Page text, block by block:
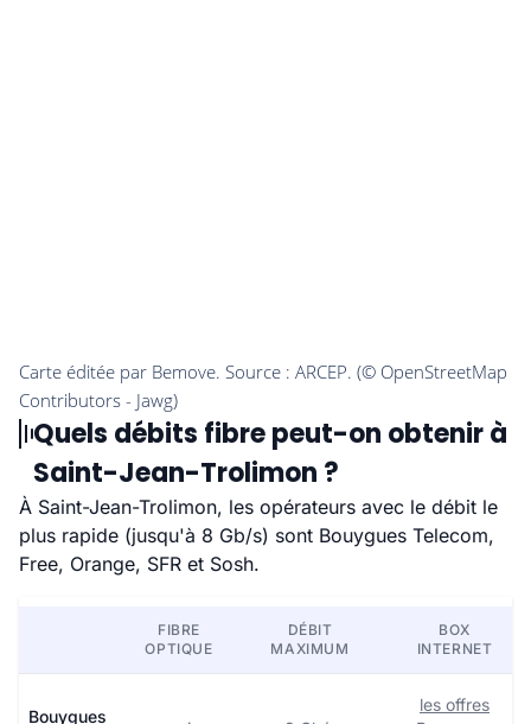
Quels débits fibre peut-on obtenir à
Saint-Jean-Trolimon ?
À Saint-Jean-Trolimon, les opérateurs avec le débit le
plus rapide (jusqu'à 8 Gb/s) sont Bouygues Telecom,
Free, Orange, SFR et Sosh.
FIBRE
OPTIQUE
DÉBIT
MAXIMUM
BOX
INTERNET
Bouygues
les offres